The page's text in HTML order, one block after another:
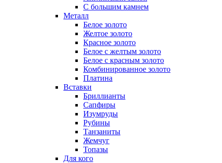
С большим камнем
Металл
Белое золото
Желтое золото
Красное золото
Белое с желтым золото
Белое с красным золото
Комбинированное золото
Платина
Вставки
Бриллианты
Сапфиры
Изумруды
Рубины
Танзаниты
Жемчуг
Топазы
Для кого